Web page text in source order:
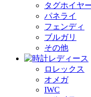
タグホイヤ
パネライ
フェンディ
ブルガリ
その他
ロレックス
オメガ
IWC